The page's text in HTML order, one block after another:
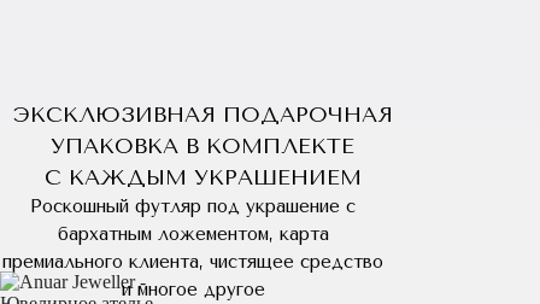
ЭКСКЛЮЗИВНАЯ ПОДАРОЧНАЯ
УПАКОВКА В КОМПЛЕКТЕ
С КАЖДЫМ УКРАШЕНИЕМ
Роскошный футляр под украшение с
бархатным ложементом, карта
премиального клиента, чистящее средство
и многое другое